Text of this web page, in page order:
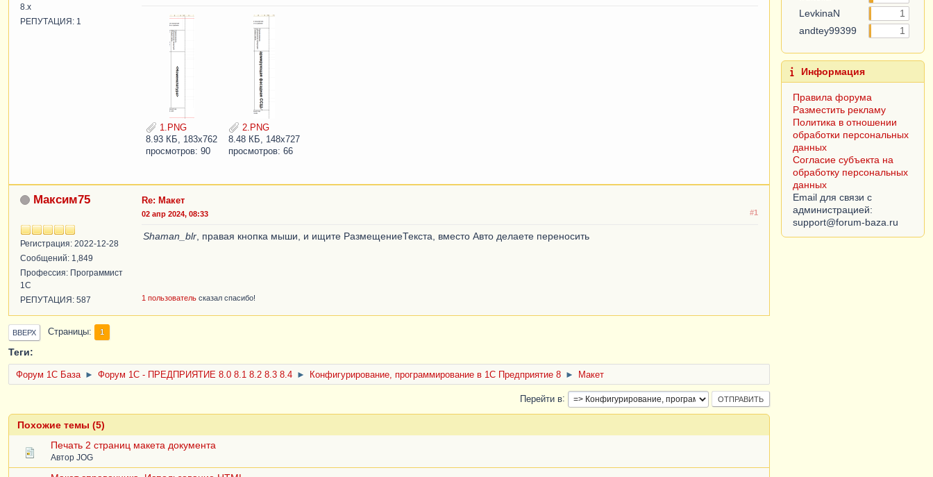
8.x
РЕПУТАЦИЯ: 1
1.PNG
8.93 КБ, 183x762
просмотров: 90
2.PNG
8.48 КБ, 148x727
просмотров: 66
Максим75
Регистрация: 2022-12-28
Сообщений: 1,849
Профессия: Программист
1С
РЕПУТАЦИЯ: 587
Re: Макет
#1
02 апр 2024, 08:33
Shaman_blr , правая кнопка мыши, и ищите РазмещениеТекста, вместо Авто делаете переносить
1 пользователь сказал спасибо!
ВВЕРХ Страницы 1
Теги:
Форум 1C База ► Форум 1С - ПРЕДПРИЯТИЕ 8.0 8.1 8.2 8.3 8.4 ► Конфигурирование, программирование в 1С Предприятие 8 ► Макет
Перейти в
Похожие темы (5)
Печать 2 страниц макета документа
Автор JOG
fruitella
2
LevkinaN
1
andtey99399
Информация
Правила форума
Разместить рекламу
Политика в отношении
обработки персональных
данных
Согласие субъекта на
обработку персональных
данных
Email для связи с
администрацией: